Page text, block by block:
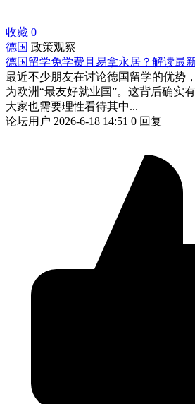
收藏 0
德国 政策观察
德国留学免学费且易拿永居？解读最
最近不少朋友在讨论德国留学的优势
为欧洲“最友好就业国”。这背后确实
大家也需要理性看待其中...
论坛用户 2026-6-18 14:51 0 回复